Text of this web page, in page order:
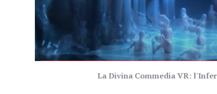
La Divina Commedia VR: